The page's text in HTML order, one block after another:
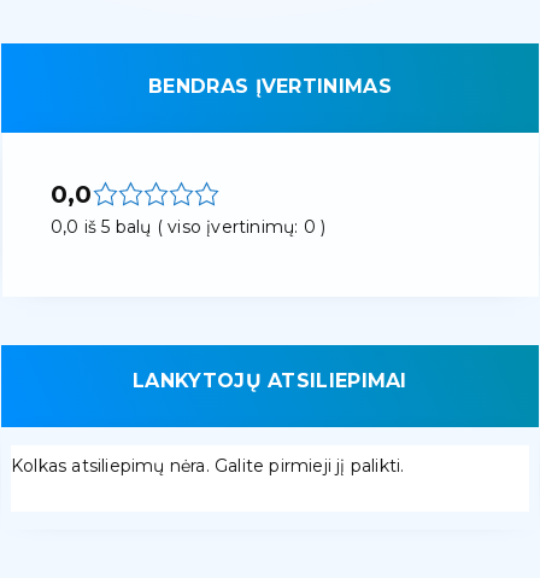
BENDRAS ĮVERTINIMAS
0,0
0,0 iš 5 balų ( viso įvertinimų: 0 )
LANKYTOJŲ ATSILIEPIMAI
Kolkas atsiliepimų nėra. Galite pirmieji jį palikti.